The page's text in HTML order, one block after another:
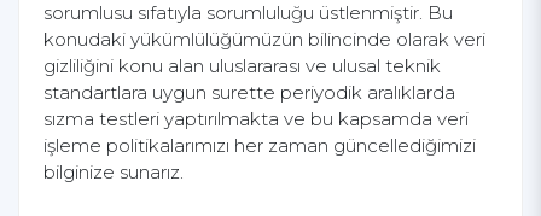
sorumlusu sıfatıyla sorumluluğu üstlenmiştir. Bu
konudaki yükümlülüğümüzün bilincinde olarak veri
gizliliğini konu alan uluslararası ve ulusal teknik
standartlara uygun surette periyodik aralıklarda
sızma testleri yaptırılmakta ve bu kapsamda veri
işleme politikalarımızı her zaman güncellediğimizi
bilginize sunarız.